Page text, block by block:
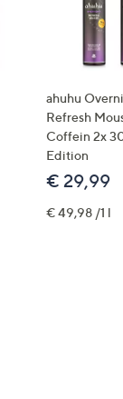
ahuhu
Refresh
Coffein 2x
Edition
€ 29,99
€ 49,98 /1 l